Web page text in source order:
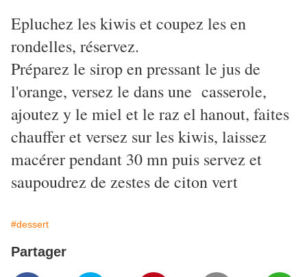
Epluchez les kiwis et coupez les en
rondelles, réservez.
Préparez le sirop en pressant le jus de
l'orange, versez le dans une casserole,
ajoutez y le miel et le raz el hanout, faites
chauffer et versez sur les kiwis, laissez
macérer pendant 30 mn puis servez et
saupoudrez de zestes de citon vert
#dessert
Partager